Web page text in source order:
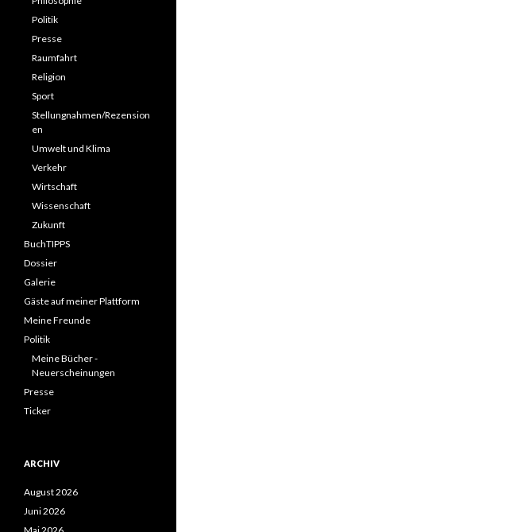
Politik
Presse
Raumfahrt
Religion
Sport
Stellungnahmen/Rezension
en
Umwelt und Klima
Verkehr
Wirtschaft
Wissenschaft
Zukunft
BuchTIPPS
Dossier
Galerie
Gäste auf meiner Plattform
Meine Freunde
Politik
Meine Bücher -
Neuerscheinungen
Presse
Ticker
ARCHIV
August 2026
Juni 2026